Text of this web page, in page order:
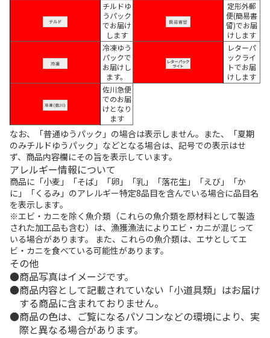
チルドゆ
うパック
でお届け
します
定形外郵
便(簡易書
留)でお届
けします
冷凍ゆう
パックで
お届けし
ます。
レターパ
ックライ
トでお届
けします
佐川急便
でのお届
けとなり
ます
なお、「普通ゆうパック」の場合は表示しません。また、「夏期
のみチルドゆうパック」などとなる場合は、記号での表示はせ
ず、商品内容欄にその旨を表示しています。
アレルギー情報について
商品に「小麦」「そば」「卵」「乳」「落花生」「えび」「か
に」「くるみ」のアレルギー特定8品目を含んでいる場合に品目名
を表示します。
※エビ・カニを除く魚介類（これらの魚介類を原材料として製造
された加工品も含む）は、漁獲漁法によりエビ・カニが混じって
いる場合があります。 また、これらの魚介類は、エサとしてエ
ビ・カニを食べている可能性があります。
その他
商品写真はイメージです。
商品内容として記載されていない「小道具類」はお届け
する商品に含まれておりません。
商品の色は、ご覧になるパソコンなどの環境により、実
際と異なる場合があります。